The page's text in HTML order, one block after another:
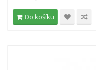
Do košíku